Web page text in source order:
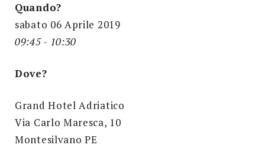
Quando?
sabato 06 Aprile 2019
09:45 - 10:30
Dove?
Grand Hotel Adriatico
Via Carlo Maresca, 10
Montesilvano PE